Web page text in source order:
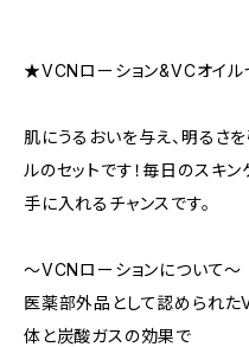
★VCNローション&VCオイル
肌にうるおいを与え、明るさ
ルのセットです！毎日のスキ
手に入れるチャンスです。
〜VCNローションについて〜
医薬部外品として認められた
体と炭酸ガスの効果で